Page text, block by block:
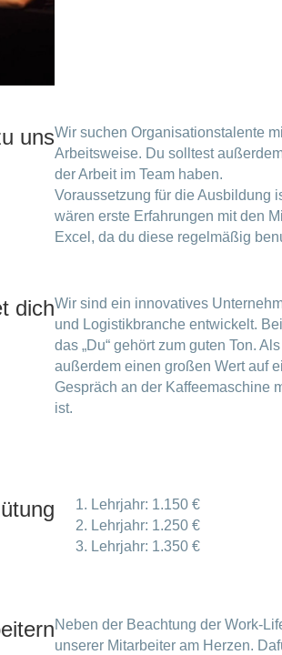
unsWir suchen Organisationstalente
Arbeitsweise. Du solltest
der Arbeit im Team haben.
Voraussetzung für die Ausbildung
wären erste Erfahrungen mit den
Excel, da du diese regelmäßig
dichWir sind ein innovatives
und Logistikbranche entwickelt.
das „Du“ gehört zum guten Ton.
außerdem einen großen Wert auf
Gespräch an der Kaffeemaschine
ist.
Lehrjahr: 1.150 €
Lehrjahr: 1.250 €
Lehrjahr: 1.350 €
Neben der Beachtung der Work-
unserer Mitarbeiter am Herzen.